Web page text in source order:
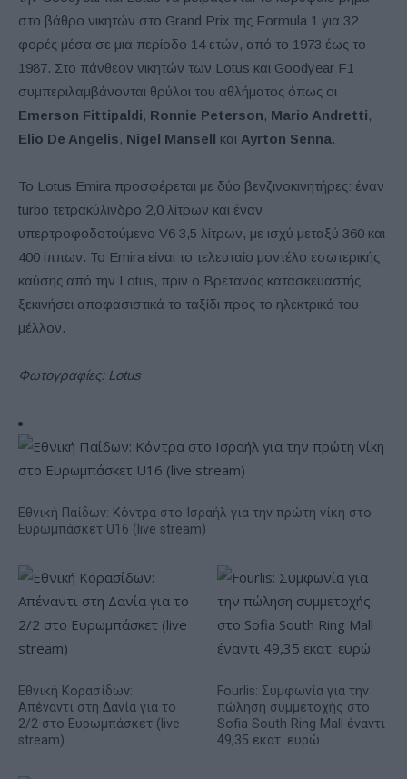
στο βάθρο νικητών στο Grand Prix της Formula 1 για 32
φορές μέσα σε μια περίοδο 14 ετών, από το 1973 έως το
1987. Στο πάνθεον νικητών των Lotus και Goodyear F1
συμπεριλαμβάνονται θρύλοι του αθλήματος όπως οι
Emerson Fittipaldi, Ronnie Peterson, Mario Andretti,
Elio De Angelis, Nigel Mansell και Ayrton Senna.
Το Lotus Emira προσφέρεται με δύο βενζινοκινητήρες: έναν
turbo τετρακύλινδρο 2,0 λίτρων και έναν
υπερτροφοδοτούμενο V6 3,5 λίτρων, με ισχύ μεταξύ 360 και
400 ίππων. Το Emira είναι το τελευταίο μοντέλο εσωτερικής
καύσης από την Lotus, πριν ο Βρετανός κατασκευαστής
ξεκινήσει αποφασιστικά το ταξίδι προς το ηλεκτρικό του
μέλλον.
Φωτογραφίες: Lotus
Εθνική Παίδων: Κόντρα στο Ισραήλ για την πρώτη νίκη στο
Ευρωμπάσκετ U16 (live stream)
Εθνική Κορασίδων:
Απέναντι στη Δανία για το
2/2 στο Ευρωμπάσκετ (live
stream)
Fourlis: Συμφωνία για την
πώληση συμμετοχής στο
Sofia South Ring Mall έναντι
49,35 εκατ. ευρώ